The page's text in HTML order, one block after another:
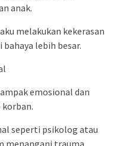
anak.
melakukan kekerasan
lebih besar.
emosional dan
seperti psikolog atau
menangani trauma